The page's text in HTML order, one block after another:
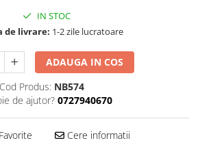
IN STOC
de livrare: 1-2 zile lucratoare
ADAUGA IN COS
Cod Produs: NB574
de ajutor? 0727940670
Cere informatii